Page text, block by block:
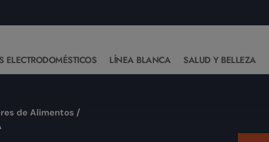
ELECTRODOMÉSTICOS LÍNEA BLANCA SALUD Y BELLEZA
de Alimentos /